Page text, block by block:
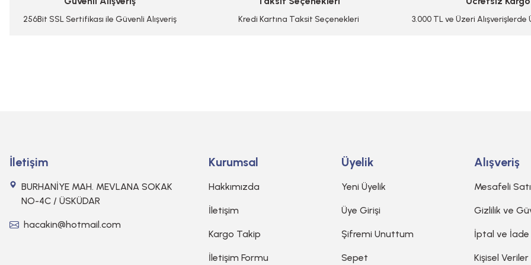
Bu ürüne benzer farklı alternatifler olmalı.
256Bit SSL Sertifikası ile Güvenli Alışveriş Kredi Kartına Taksit Seçenekleri 3.000 TL ve Üzeri
İletişim
BURHANİYE MAH. MEVLANA SOKAK
NO-4C / ÜSKÜDAR
hacakin@hotmail.com
Kurumsal
Hakkımızda
İletişim
Kargo Takip
İletişim Formu
Üyelik
Yeni Üyelik
Üye Girişi
Şifremi Unuttum
Sepet
Alışveriş
Mesafeli
Gizlilik ve
İptal ve İade
Kişisel Veriler